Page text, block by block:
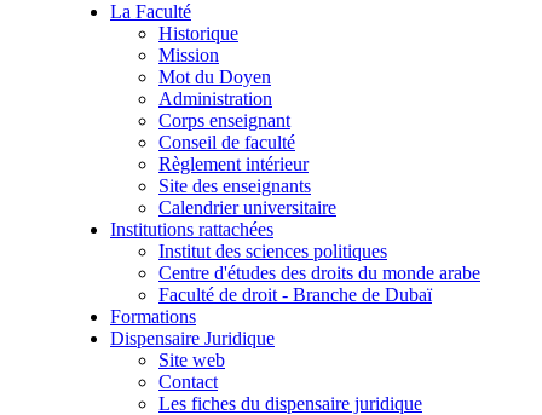
La Faculté
Historique
Mission
Mot du Doyen
Administration
Corps enseignant
Conseil de faculté
Règlement intérieur
Site des enseignants
Calendrier universitaire
Institutions rattachées
Institut des sciences politiques
Centre d'études des droits du monde arabe
Faculté de droit - Branche de Dubaï
Formations
Dispensaire Juridique
Site web
Contact
Les fiches du dispensaire juridique